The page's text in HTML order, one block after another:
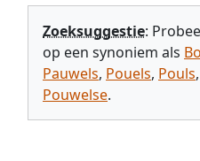
Zoeksuggestie:
op een synoniem als
Pauwels, Pouels, Pouls,
Pouwelse.